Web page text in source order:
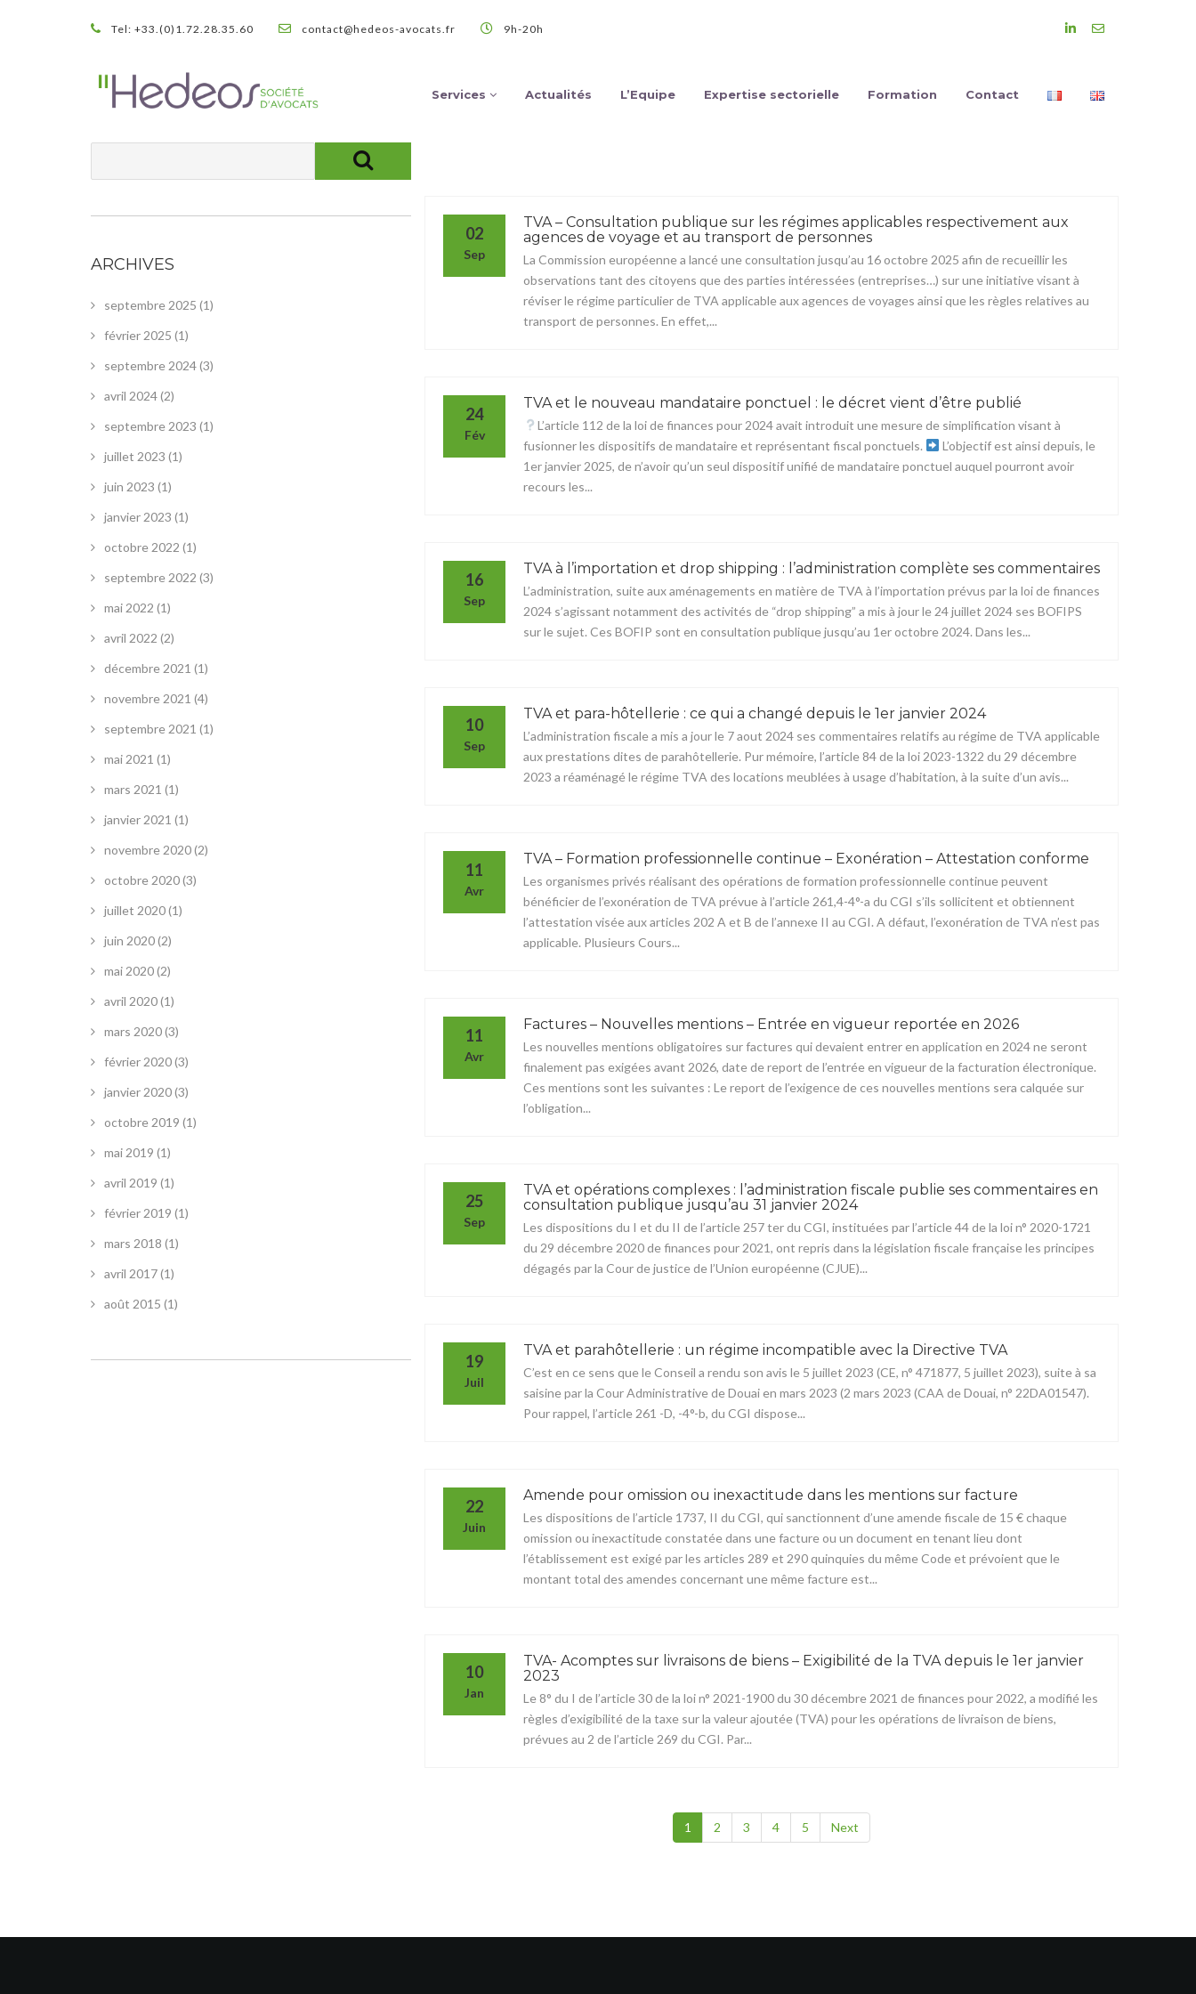
Tel: +33.(0)1.72.28.35.60 contact@hedeos-avocats.fr 9h-20h
Services Actualités L’Equipe Expertise sectorielle Formation Contact
ARCHIVES
septembre 2025 (1)
février 2025 (1)
septembre 2024(3)
avril 2024(2)
septembre 2023 (1)
juillet 2023 (1)
juin 2023 (1)
janvier 2023 (1)
octobre 2022 (1)
septembre 2022 (3)
mai 2022 (1)
avril 2022 (2)
décembre 2021 (1)
novembre 2021 (4)
septembre 2021 (1)
mai 2021 (1)
mars 2021 (1)
janvier 2021 (1)
novembre 2020(2)
octobre 2020(3)
juillet 2020(1)
juin 2020(2)
mai 2020(2)
avril 2020(1)
mars 2020(3)
février 2020(3)
janvier 2020(3)
octobre 2019 (1)
mai 2019 (1)
avril 2019 (1)
février 2019 (1)
mars 2018 (1)
avril 2017(1)
août 2015 (1)
02
Sep
TVA – Consultation publique sur les régimes applicables respectivement aux
agences de voyage et au transport de personnes
La Commission européenne a lancé une consultation jusqu’au 16 octobre 2025 afin de recueillir les
observations tant des citoyens que des parties intéressées (entreprises…) sur une initiative visant à
réviser le régime particulier de TVA applicable aux agences de voyages ainsi que les règles relatives au
transport de personnes. En effet,...
24
Fév
TVA et le nouveau mandataire ponctuel : le décret vient d’être publié
L’article 112 de la loi de finances pour 2024 avait introduit une mesure de simplification visant à
fusionner les dispositifs de mandataire et représentant fiscal ponctuels.
L’objectif est ainsi depuis, le
1er janvier 2025, de n’avoir qu’un seul dispositif unifié de mandataire ponctuel auquel pourront avoir
recours les...
16
Sep
TVA à l’importation et drop shipping : l’administration complète ses commentaires
L’administration, suite aux aménagements en matière de TVA à l’importation prévus par la loi de finances
2024 s’agissant notamment des activités de “drop shipping” a mis à jour le 24 juillet 2024 ses BOFIPS
sur le sujet. Ces BOFIP sont en consultation publique jusqu’au 1er octobre 2024. Dans les...
10
Sep
TVA et para-hôtellerie : ce qui a changé depuis le 1er janvier 2024
L’administration fiscale a mis a jour le 7 aout 2024 ses commentaires relatifs au régime de TVA applicable
aux prestations dites de parahôtellerie. Pur mémoire, l’article 84 de la loi 2023-1322 du 29 décembre
2023 a réaménagé le régime TVA des locations meublées à usage d’habitation, à la suite d’un avis...
11
Avr
TVA – Formation professionnelle continue – Exonération – Attestation conforme
Les organismes privés réalisant des opérations de formation professionnelle continue peuvent
bénéficier de l’exonération de TVA prévue à l’article 261,4-4°-a du CGI s’ils sollicitent et obtiennent
l’attestation visée aux articles 202 A et B de l’annexe II au CGI. A défaut, l’exonération de TVA n’est pas
applicable. Plusieurs Cours...
11
Avr
Factures – Nouvelles mentions – Entrée en vigueur reportée en 2026
Les nouvelles mentions obligatoires sur factures qui devaient entrer en application en 2024 ne seront
finalement pas exigées avant 2026, date de report de l’entrée en vigueur de la facturation électronique.
Ces mentions sont les suivantes : Le report de l’exigence de ces nouvelles mentions sera calquée sur
l’obligation...
25
Sep
TVA et opérations complexes : l’administration fiscale publie ses commentaires en
consultation publique jusqu’au 31 janvier 2024
Les dispositions du I et du II de l’article 257 ter du CGI, instituées par l’article 44 de la loi n° 2020-1721
du 29 décembre 2020 de finances pour 2021, ont repris dans la législation fiscale française les principes
dégagés par la Cour de justice de l’Union européenne (CJUE)...
19
Juil
TVA et parahôtellerie : un régime incompatible avec la Directive TVA
C’est en ce sens que le Conseil a rendu son avis le 5 juillet 2023 (CE, n° 471877, 5 juillet 2023), suite à sa
saisine par la Cour Administrative de Douai en mars 2023 (2 mars 2023 (CAA de Douai, n° 22DA01547).
Pour rappel, l’article 261 -D, -4°-b, du CGI dispose...
22
Juin
Amende pour omission ou inexactitude dans les mentions sur facture
Les dispositions de l’article 1737, II du CGI, qui sanctionnent d’une amende fiscale de 15 € chaque
omission ou inexactitude constatée dans une facture ou un document en tenant lieu dont
l’établissement est exigé par les articles 289 et 290 quinquies du même Code et prévoient que le
montant total des amendes concernant une même facture est...
10
Jan
TVA- Acomptes sur livraisons de biens – Exigibilité de la TVA depuis le 1er janvier
2023
Le 8° du I de l’article 30 de la loi n° 2021-1900 du 30 décembre 2021 de finances pour 2022, a modifié les
règles d’exigibilité de la taxe sur la valeur ajoutée (TVA) pour les opérations de livraison de biens,
prévues au 2 de l’article 269 du CGI. Par...
1 2 3 4 5 Next